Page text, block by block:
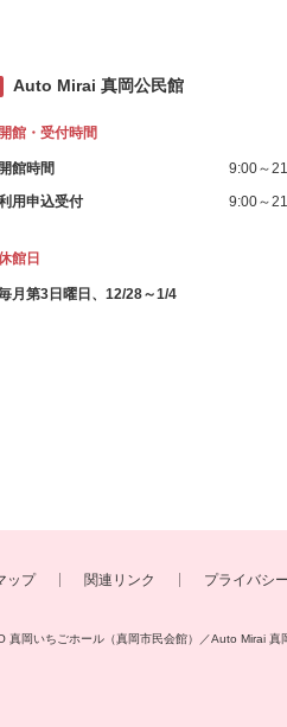
Auto Mirai 真岡公民館
開館・受付時間
開館時間
9:00～
用申込受付
9:00～
館日
月第3日曜日、12/28～1/4
ップ 関連リンク プライバシ
真岡いちごホール（真岡市民会館）／Auto Mirai 真